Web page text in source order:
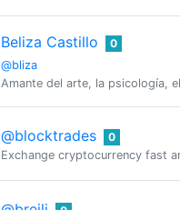
Beliza Castillo
@bliza
0
Amante del arte, la psicología,
@blocktrades
0
Exchange cryptocurrency fast
@breili
0